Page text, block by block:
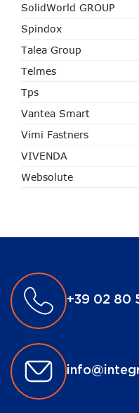
SolidWorld GROUP
Spindox
Talea Group
Telmes
Tps
Vantea Smart
Vimi Fastners
VIVENDA
Websolute
+39 02 80